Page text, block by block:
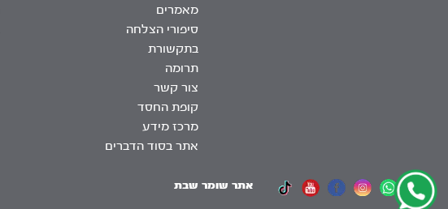
מאמרים
סיפורי הצלחה
בתקשורת
תרומה
צור קשר
קופת החסד
מרכז מידע
אתר בסוד הדברים
אתר שומר שבת